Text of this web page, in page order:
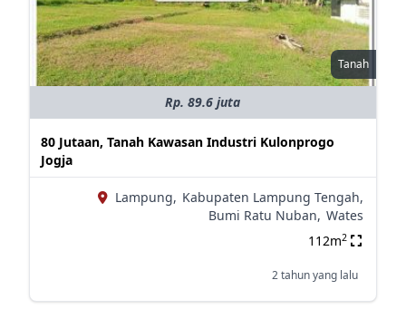
Tanah
Rp. 89.6 juta
80 Jutaan, Tanah Kawasan Industri Kulonprogo
Jogja
Lampung, Kabupaten Lampung Tengah,
Bumi Ratu Nuban, Wates
112m2
2 tahun yang lalu